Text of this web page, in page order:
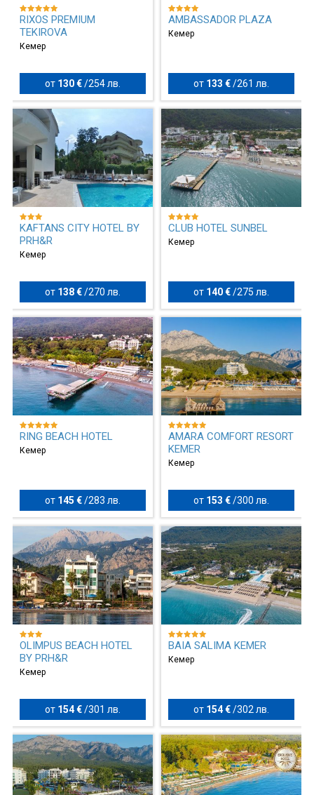
RIXOS PREMIUM
TEKIROVA
Кемер
от 130 € /254 лв.
AMBASSADOR PLAZA
Кемер
от 133 €/261 лв.
KAFTANS CITY HOTEL BY
PRH&R
Кемер
от 138 € /270 лв.
CLUB HOTEL SUNBEL
Кемер
от 140 €/275 лв.
RING BEACH HOTEL
Кемер
от 145 € /283 лв.
AMARA COMFORT RESORT
KEMER
Кемер
от 153 €/300 лв.
OLIMPUS BEACH HOTEL
BY PRH&R
Кемер
от 154 € /301 лв.
BAIA SALIMA KEMER
Кемер
от 154 €/302 лв.